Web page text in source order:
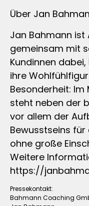
Über Jan
Jan Bahmann
gemeinsam mit
Kundinnen
ihre
Besonderheit:
steht neben der
vor allem der
Bewusstseins für
ohne große
Weitere
https://
Pressekontakt:
Bahmann Coaching